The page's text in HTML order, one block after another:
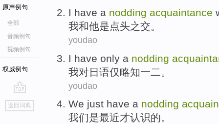
原声例句
全部
音频例句
视频例句
权威例句
go
top
返回词典
I have a nodding acquaintance
我和他是点头之交。
youdao
I have only a nodding
我对日语仅略知一二 。
youdao
We just have a nodding
我们是最近才认识的。